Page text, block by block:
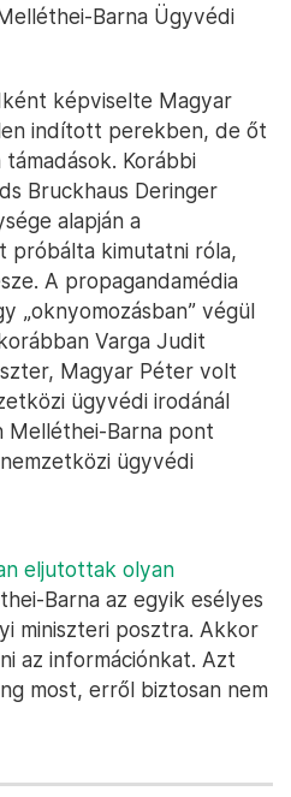
Barna Ügyvédi
képviselte Magyar
indított perekben, de őt
Korábbi
Bruckhaus Deringer
alapján a
próbálta kimutatni róla,
A propagandamédia
„oknyomozásban” végül
Varga Judit
Magyar Péter volt
ügyvédi irodánál
Barna pont
ügyvédi
eljutottak olyan
Barna az egyik esélyes
miniszteri posztra. Akkor
az információnkat. Azt
most, erről biztosan nem